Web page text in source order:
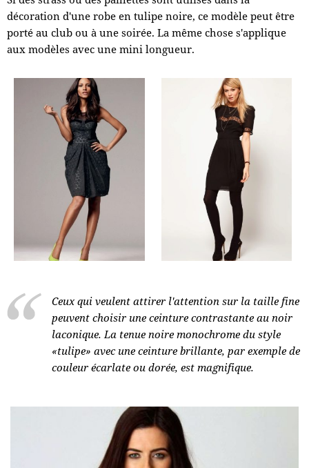
décoration d'une robe en tulipe noire, ce modèle peut être
porté au club ou à une soirée. La même chose s'applique
aux modèles avec une mini longueur.
Ceux qui veulent attirer l'attention sur la taille fine
peuvent choisir une ceinture contrastante au noir
laconique. La tenue noire monochrome du style
«tulipe» avec une ceinture brillante, par exemple de
couleur écarlate ou dorée, est magnifique.